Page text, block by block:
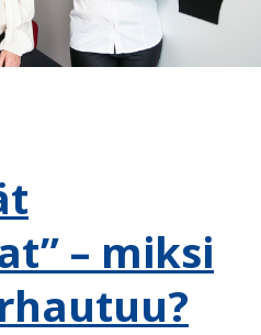
– miksi